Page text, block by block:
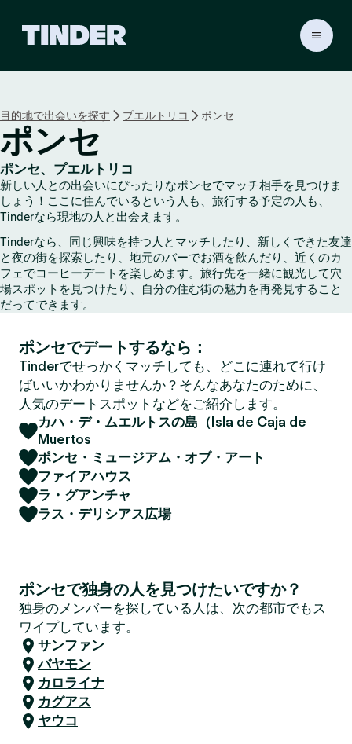
r
ム
ペ
ー
ジ
目的地で出会いを探す プエルトリコ ポンセ
ポンセ
ポンセ、プエルトリコ
新しい人との出会いにぴったりなポンセでマッチ相手を見つけま
しょう！ここに住んでいるという人も、旅行する予定の人も、
Tinderなら現地の人と出会えます。
Tinderなら、同じ興味を持つ人とマッチしたり、新しくできた友達
と夜の街を探索したり、地元のバーでお酒を飲んだり、近くのカ
フェでコーヒーデートを楽しめます。旅行先を一緒に観光して穴
場スポットを見つけたり、自分の住む街の魅力を再発見すること
だってできます。
ポンセでデートするなら：
Tinderでせっかくマッチしても、どこに連れて行け
ばいいかわかりませんか？そんなあなたのために、
人気のデートスポットなどをご紹介します。
カハ・デ・ムエルトスの島（Isla de Caja de
Muertos
ポンセ・ミュージアム・オブ・アート
ファイアハウス
ラ・グアンチャ
ラス・デリシアス広場
ポンセで独身の人を見つけたいですか？
独身のメンバーを探している人は、次の都市でもス
ワイプしています。
サンファン
バヤモン
カロライナ
カグアス
ヤウコ